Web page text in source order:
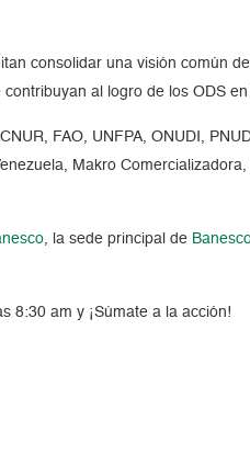
consolidar una visión común de
al logro de los ODS en
FAO, UNFPA, ONUDI,
Makro
, la sede principal de
8:30 am y ¡Súmate a la acción!